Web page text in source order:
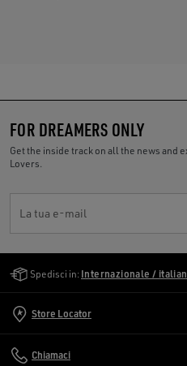
FOR DREAMERS ONLY
Get the inside track on all the news and
Lovers.
La tua e-mail
Spedisci in: Internazionale /
Store Locator
Chiamaci